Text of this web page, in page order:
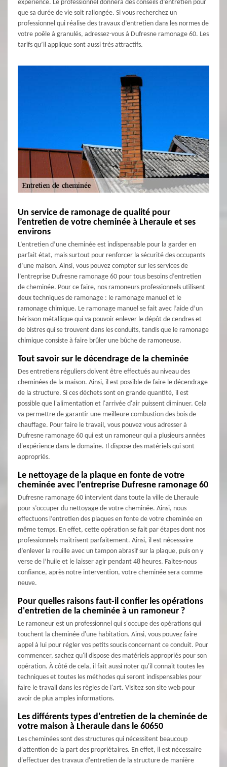
expérience. Le professionnel donnera des conseils d’entretien pour
que sa durée de vie soit rallongée. Si vous recherchez un
professionnel qui réalise des travaux d’entretien dans les normes de
votre poêle à granulés, adressez-vous à Dufresne ramonage 60. Les
tarifs qu’il applique sont aussi très attractifs.
Un service de ramonage de qualité pour
l’entretien de votre cheminée à Lheraule et ses
environs
L’entretien d’une cheminée est indispensable pour la garder en
parfait état, mais surtout pour renforcer la sécurité des occupants
d’une maison. Ainsi, vous pouvez compter sur les services de
l’entreprise Dufresne ramonage 60 pour tous besoins d’entretien
de cheminée. Pour ce faire, nos ramoneurs professionnels utilisent
deux techniques de ramonage : le ramonage manuel et le
ramonage chimique. Le ramonage manuel se fait avec l’aide d’un
hérisson métallique qui va pouvoir enlever le dépôt de cendres et
de bistres qui se trouvent dans les conduits, tandis que le ramonage
chimique consiste à faire brûler une bûche de ramoneuse.
Tout savoir sur le décendrage de la cheminée
Des entretiens réguliers doivent être effectués au niveau des
cheminées de la maison. Ainsi, il est possible de faire le décendrage
de la structure. Si ces déchets sont en grande quantité, il est
possible que l'alimentation et l'arrivée d'air puissent diminuer. Cela
va permettre de garantir une meilleure combustion des bois de
chauffage. Pour faire le travail, vous pouvez vous adresser à
Dufresne ramonage 60 qui est un ramoneur qui a plusieurs années
d'expérience dans le domaine. Il dispose des matériels qui sont
appropriés.
Le nettoyage de la plaque en fonte de votre
cheminée avec l’entreprise Dufresne ramonage 60
Dufresne ramonage 60 intervient dans toute la ville de Lheraule
pour s’occuper du nettoyage de votre cheminée. Ainsi, nous
effectuons l’entretien des plaques en fonte de votre cheminée en
même temps. En effet, cette opération se fait par étapes dont nos
professionnels maitrisent parfaitement. Ainsi, il est nécessaire
d’enlever la rouille avec un tampon abrasif sur la plaque, puis on y
verse de l’huile et le laisser agir pendant 48 heures. Faites-nous
confiance, après notre intervention, votre cheminée sera comme
neuve.
Pour quelles raisons faut-il confier les opérations
d'entretien de la cheminée à un ramoneur ?
Le ramoneur est un professionnel qui s'occupe des opérations qui
touchent la cheminée d'une habitation. Ainsi, vous pouvez faire
appel à lui pour régler vos petits soucis concernant ce conduit. Pour
commencer, sachez qu'il dispose des matériels appropriés pour son
opération. À côté de cela, il fait aussi noter qu'il connait toutes les
techniques et toutes les méthodes qui seront indispensables pour
faire le travail dans les règles de l'art. Visitez son site web pour
avoir de plus amples informations.
Les différents types d'entretien de la cheminée de
votre maison à Lheraule dans le 60650
Les cheminées sont des structures qui nécessitent beaucoup
d'attention de la part des propriétaires. En effet, il est nécessaire
d'effectuer des travaux d'entretien de la structure de manière